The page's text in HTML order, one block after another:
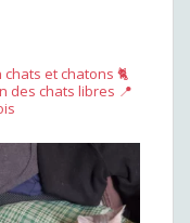
et chatons 🐈
des chats libres 📍